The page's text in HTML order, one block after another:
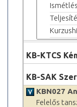
KB-KTCS
KB-SAK
KBN027
Felelős